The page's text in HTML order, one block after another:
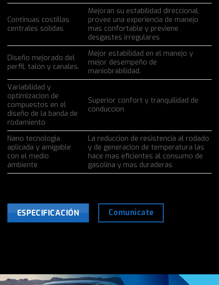
Continuas costillas
centrales solidas
Mejoran su estabilidad direccional,
provee una experiencia de manejo
mas confortable y previene
desgastes irregulares
Diseño mejorado del
perfil, talón y canales.
Mejor estabilidad en el manejo y
mejor desempeño de
maniobrabilidad.
Variabilidad y
optimizacion de
compuestos en el
diseño de la banda de
rodamiento
Superior confort y tranquilidad de
conduccion
Nano tecnologia
aplicada y amigable
con el medio
ambiente
La reduccion de resistencia al rodado
y de generacion de temperatura las
hace mas eficientes al consumo de
gasolina y mas duraderas
ESPECIFICACIÓN Comunicate